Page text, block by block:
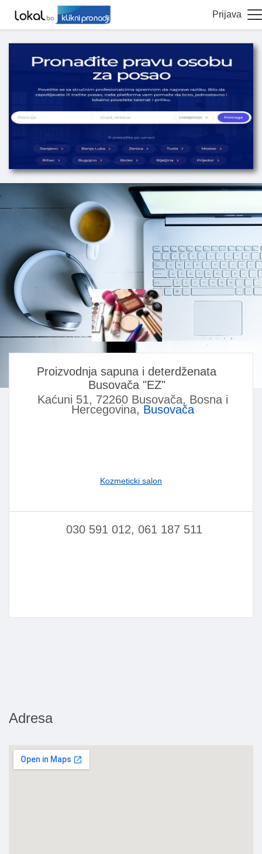
Prijava
Proizvodnja sapuna i deterdženata
Busovača "EZ"
Kaćuni 51, 72260 Busovača, Bosna i
Hercegovina, Busovača
Kozmeticki salon
030 591 012, 061 187 511
Adresa